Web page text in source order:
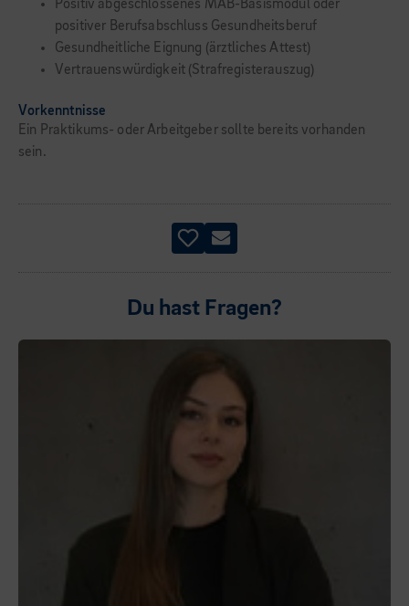
Positiv abgeschlossenes MAB-Basismodul oder
positiver Berufsabschluss Gesundheitsberuf
Gesundheitliche Eignung (ärztliches Attest)
Vertrauenswürdigkeit (Strafregisterauszug)
Vorkenntnisse
Ein Praktikums- oder Arbeitgeber sollte bereits vorhanden
sein.
Du hast Fragen?